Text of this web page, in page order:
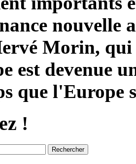
nouvelle
Morin,
est devenue
que l'Europe
!